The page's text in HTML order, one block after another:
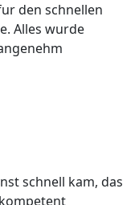
den schnellen
Alles wurde
schnell kam, das